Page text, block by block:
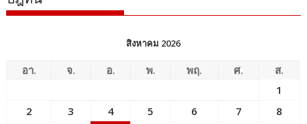
สิงหาคม 2026
อา. จ. อ. พ. พฤ. ศ.
ส.
1
2
3 4 5 6 7
8